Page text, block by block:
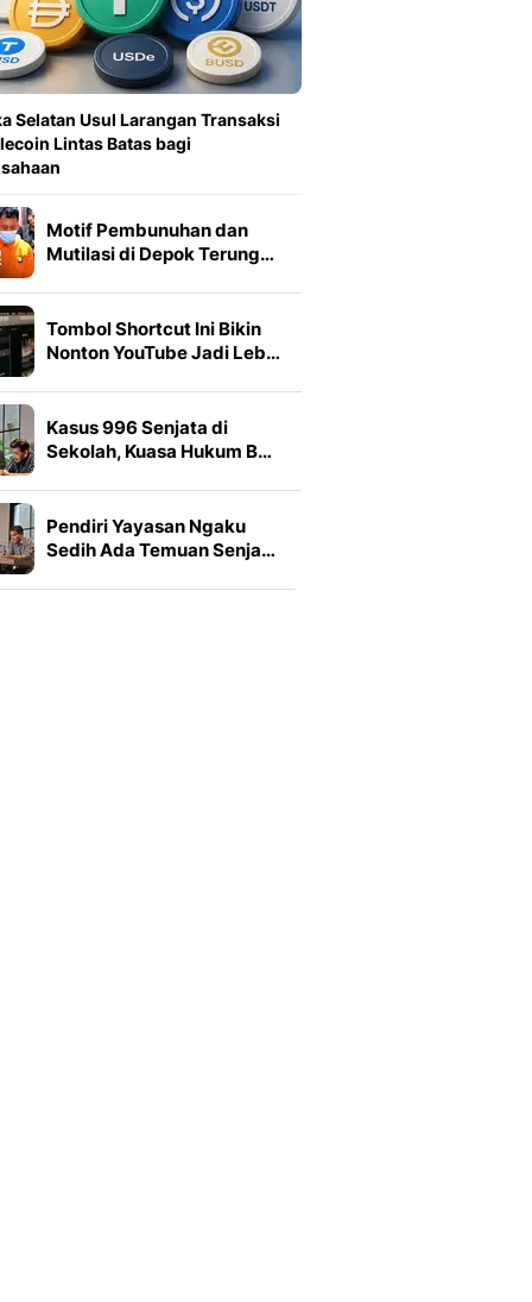
Selatan Usul Larangan Transaksi
Lintas Batas bagi
Motif Pembunuhan dan
Mutilasi di Depok Terung…
Tombol Shortcut Ini Bikin
Nonton YouTube Jadi Leb…
Kasus 996 Senjata di
Sekolah, Kuasa Hukum B…
Pendiri Yayasan Ngaku
Sedih Ada Temuan Senja…